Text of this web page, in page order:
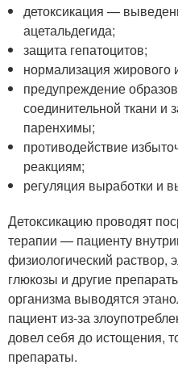
детоксикация —
ацетальдегида;
защита гепатоцитов;
нормализация жирового
предупреждение
соединительной ткани
паренхимы;
противодействие
реакциям;
регуляция выработки и
Детоксикацию проводят
терапии — пациенту
физиологический раствор,
глюкозы и другие
организма выводятся
пациент из-за
довел себя до истощения,
препараты.